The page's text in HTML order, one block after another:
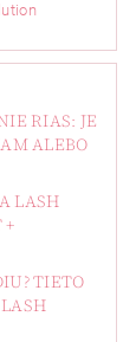
RIAS: JE
ALEBO
LASH
+
TIETO